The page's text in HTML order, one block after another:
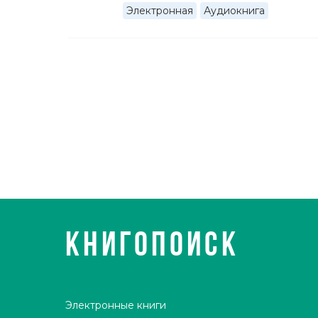
В 2007 году Бен Элтон был награждён Special
телевидения в Люцерне (Швейцария) за его
Электронная Аудиокнига
КНИГОПОИСК
Электронные книги